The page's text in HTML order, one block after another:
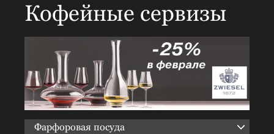
Кофейные сервизы
Фарфоровая посуда